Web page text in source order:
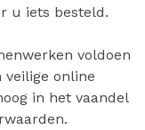
u iets besteld.
voldoen
veilige online
in het vaandel